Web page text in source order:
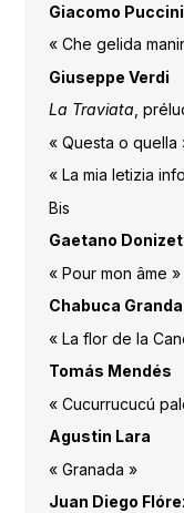
Giacomo Puccini
« Che gelida
Giuseppe Verdi
La Traviata ,
« Questa o quella
« La mia letizia
Bis
Gaetano
« Pour mon âme »
Chabuca Granda
« La flor de la
Tomás Mendés
« Cucurrucucú
Agustin Lara
« Granada »
Juan Diego